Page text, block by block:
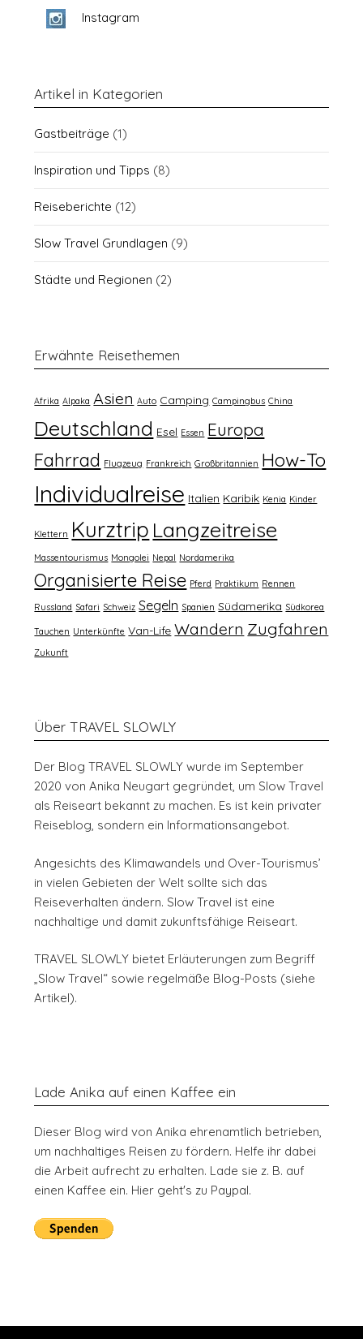
Instagram
Artikel in Kategorien
Gastbeiträge (1)
Inspiration und Tipps (8)
Reiseberichte (12)
Slow Travel Grundlagen (9)
Städte und Regionen (2)
Erwähnte Reisethemen
Afrika Alpaka Asien Auto Camping Campingbus China
Deutschland Esel Essen Europa
Fahrrad Flugzeug Frankreich Großbritannien How-To
Individualreise Italien Karibik Kenia Kinder
Klettern Kurztrip Langzeitreise
Massentourismus Mongolei Nepal Nordamerika
Organisierte Reise Pferd Praktikum Rennen
Russland Safari Schweiz Segeln Spanien Südamerika Südkorea
Tauchen Unterkünfte Van-Life Wandern Zugfahren
Zukunft
Über TRAVEL SLOWLY
Der Blog TRAVEL SLOWLY wurde im September
2020 von Anika Neugart gegründet, um Slow Travel
als Reiseart bekannt zu machen. Es ist kein privater
Reiseblog, sondern ein Informationsangebot.
Angesichts des Klimawandels und Over-Tourismus’
in vielen Gebieten der Welt sollte sich das
Reiseverhalten ändern. Slow Travel ist eine
nachhaltige und damit zukunftsfähige Reiseart.
TRAVEL SLOWLY bietet Erläuterungen zum Begriff
„Slow Travel“ sowie regelmäße Blog-Posts (siehe
Artikel).
Lade Anika auf einen Kaffee ein
Dieser Blog wird von Anika ehrenamtlich betrieben,
um nachhaltiges Reisen zu fördern. Helfe ihr dabei
die Arbeit aufrecht zu erhalten. Lade sie z. B. auf
einen Kaffee ein. Hier geht's zu Paypal.